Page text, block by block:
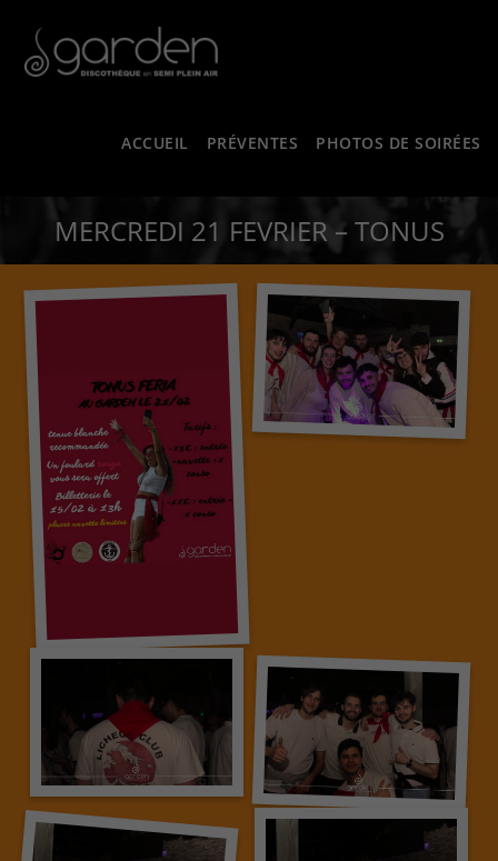
ACCUEIL PRÉVENTES PHOTOS DE SOIRÉES
MERCREDI 21 FEVRIER – TONUS